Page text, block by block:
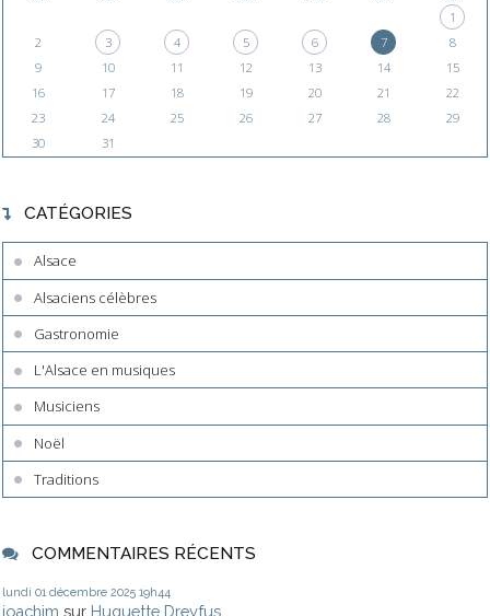
1
2
3 4 5 6 7
8
9
10 11 12 13 14
15
16
17 18 19 20 21
22
23
24 25 26 27 28
29
30
31
CATÉGORIES
Alsace
Alsaciens célèbres
Gastronomie
L'Alsace en musiques
Musiciens
Noël
Traditions
COMMENTAIRES RÉCENTS
lundi 01 décembre 2025 19h44
joachim sur Huguette Dreyfus